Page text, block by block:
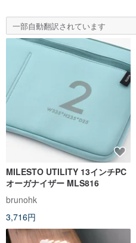
一部自動翻訳されています
MILESTO UTILITY 13インチPC
オーガナイザー MLS816
brunohk
3,716円